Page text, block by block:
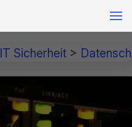
IT Sicherheit >